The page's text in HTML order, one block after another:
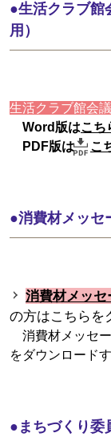
●生活クラブ館
用）
生活クラブ館会
Word版はこち
PDF版は
こ
●消費材メッ
消費材メッ
の方はこちらを
消費材メッセ
をダウンロード
●まちづくり